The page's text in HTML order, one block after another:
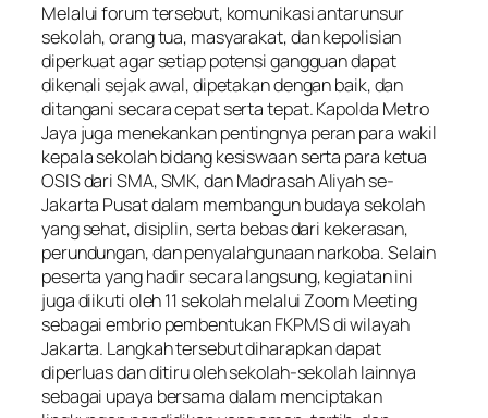
Melalui forum tersebut, komunikasi antarunsur
sekolah, orang tua, masyarakat, dan kepolisian
diperkuat agar setiap potensi gangguan dapat
dikenali sejak awal, dipetakan dengan baik, dan
ditangani secara cepat serta tepat. Kapolda Metro
Jaya juga menekankan pentingnya peran para wakil
kepala sekolah bidang kesiswaan serta para ketua
OSIS dari SMA, SMK, dan Madrasah Aliyah se-
Jakarta Pusat dalam membangun budaya sekolah
yang sehat, disiplin, serta bebas dari kekerasan,
perundungan, dan penyalahgunaan narkoba. Selain
peserta yang hadir secara langsung, kegiatan ini
juga diikuti oleh 11 sekolah melalui Zoom Meeting
sebagai embrio pembentukan FKPMS di wilayah
Jakarta. Langkah tersebut diharapkan dapat
diperluas dan ditiru oleh sekolah-sekolah lainnya
sebagai upaya bersama dalam menciptakan